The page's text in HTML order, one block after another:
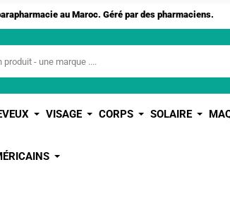
au Maroc. Géré par des pharmaciens.
VISAGE CORPS SOLAIRE